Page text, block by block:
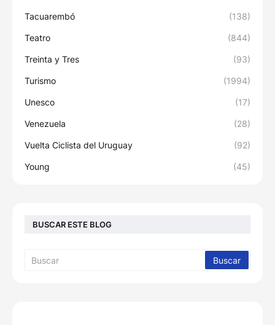
Tacuarembó (138)
Teatro (844)
Treinta y Tres (93)
Turismo (1994)
Unesco (17)
Venezuela (28)
Vuelta Ciclista del Uruguay (92)
Young (45)
BUSCAR ESTE BLOG